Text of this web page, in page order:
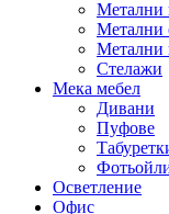
Метални
Метални
Метални
Стелажи
Мека мебел
Дивани
Пуфове
Осветление
Офис